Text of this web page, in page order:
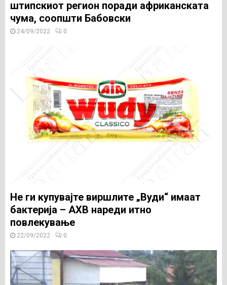
штипскиот регион поради африканската
чума, соопшти Бабовски
24/09/2022 0
Не ги купувајте виршлите „Вуди“ имаат
бактерија – АХВ нареди итно
повлекување
22/09/2022 0